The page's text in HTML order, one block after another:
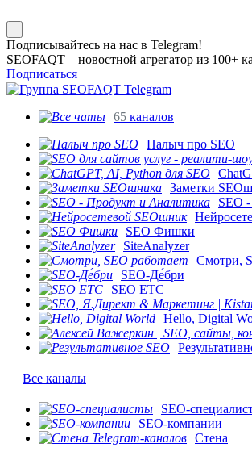
Подписывайтесь на нас в Telegram!
SEOFAQT – новостной агрегатор из 100+
Подписаться
65 каналов
Палыч про SEO
Заметки
SEO
SEO Фишки
SiteAnalyzer
Смотри,
SEO-Де́бри
SEO ETC
Hello, Digital
Все каналы
SEO-
SEO-компании
Стена